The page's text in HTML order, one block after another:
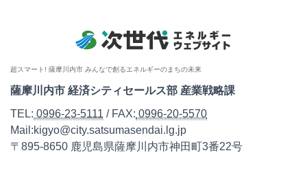
超スマート! 薩摩川内市 みんなで創るエネルギーのまちの未来
薩摩川内市 経済シティセールス部 産業戦略課
TEL: 0996-23-5111 / FAX: 0996-20-5570
Mail:kigyo@city.satsumasendai.lg.jp
〒895-8650 鹿児島県薩摩川内市神田町3番22号